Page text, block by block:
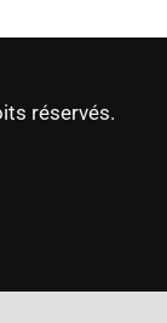
réservés.